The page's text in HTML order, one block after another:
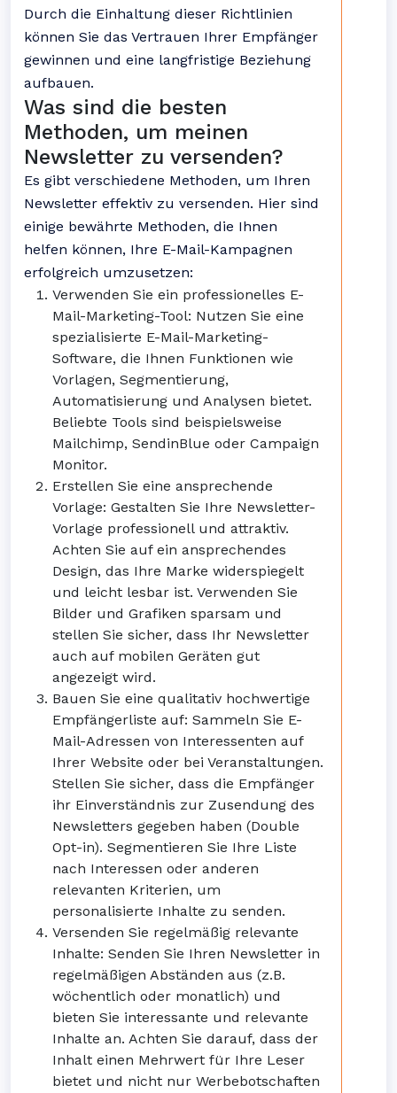
Durch die Einhaltung dieser Richtlinien
können Sie das Vertrauen Ihrer Empfänger
gewinnen und eine langfristige Beziehung
aufbauen.
Was sind die besten
Methoden, um meinen
Newsletter zu versenden?
Es gibt verschiedene Methoden, um Ihren
Newsletter effektiv zu versenden. Hier sind
einige bewährte Methoden, die Ihnen
helfen können, Ihre E-Mail-Kampagnen
erfolgreich umzusetzen:
Verwenden Sie ein professionelles E-
Mail-Marketing-Tool: Nutzen Sie eine
spezialisierte E-Mail-Marketing-
Software, die Ihnen Funktionen wie
Vorlagen, Segmentierung,
Automatisierung und Analysen bietet.
Beliebte Tools sind beispielsweise
Mailchimp, SendinBlue oder Campaign
Monitor.
Erstellen Sie eine ansprechende
Vorlage: Gestalten Sie Ihre Newsletter-
Vorlage professionell und attraktiv.
Achten Sie auf ein ansprechendes
Design, das Ihre Marke widerspiegelt
und leicht lesbar ist. Verwenden Sie
Bilder und Grafiken sparsam und
stellen Sie sicher, dass Ihr Newsletter
auch auf mobilen Geräten gut
angezeigt wird.
Bauen Sie eine qualitativ hochwertige
Empfängerliste auf: Sammeln Sie E-
Mail-Adressen von Interessenten auf
Ihrer Website oder bei Veranstaltungen.
Stellen Sie sicher, dass die Empfänger
ihr Einverständnis zur Zusendung des
Newsletters gegeben haben (Double
Opt-in). Segmentieren Sie Ihre Liste
nach Interessen oder anderen
relevanten Kriterien, um
personalisierte Inhalte zu senden.
Versenden Sie regelmäßig relevante
Inhalte: Senden Sie Ihren Newsletter in
regelmäßigen Abständen aus (z.B.
wöchentlich oder monatlich) und
bieten Sie interessante und relevante
Inhalte an. Achten Sie darauf, dass der
Inhalt einen Mehrwert für Ihre Leser
bietet und nicht nur Werbebotschaften